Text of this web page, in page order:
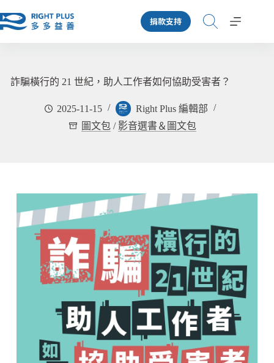
至
捐款支持
詐騙橫行的 21 世紀，助人工作者如何協助受害者？
2025-11-15
Right Plus 編輯部
圖文包 / 影音選書＆圖文包